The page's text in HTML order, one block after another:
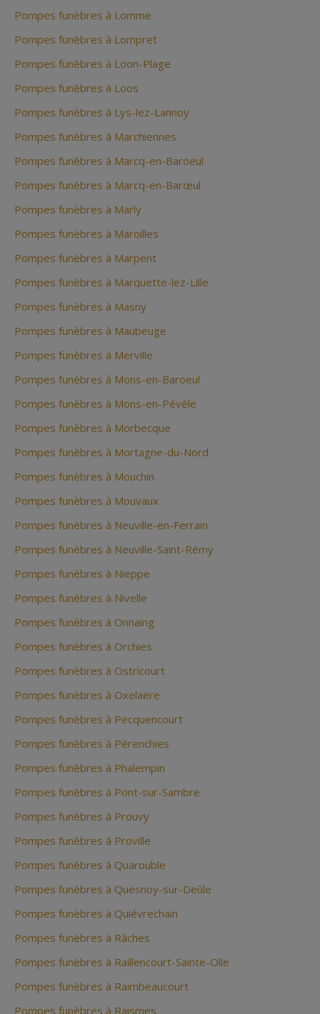
Pompes funèbres à Lomme
Pompes funèbres à Lompret
Pompes funèbres à Loon-Plage
Pompes funèbres à Loos
Pompes funèbres à Lys-lez-Lannoy
Pompes funèbres à Marchiennes
Pompes funèbres à Marcq-en-Baroeul
Pompes funèbres à Marcq-en-Barœul
Pompes funèbres à Marly
Pompes funèbres à Maroilles
Pompes funèbres à Marpent
Pompes funèbres à Marquette-lez-Lille
Pompes funèbres à Masny
Pompes funèbres à Maubeuge
Pompes funèbres à Merville
Pompes funèbres à Mons-en-Baroeul
Pompes funèbres à Mons-en-Pévèle
Pompes funèbres à Morbecque
Pompes funèbres à Mortagne-du-Nord
Pompes funèbres à Mouchin
Pompes funèbres à Mouvaux
Pompes funèbres à Neuville-en-Ferrain
Pompes funèbres à Neuville-Saint-Rémy
Pompes funèbres à Nieppe
Pompes funèbres à Nivelle
Pompes funèbres à Onnaing
Pompes funèbres à Orchies
Pompes funèbres à Ostricourt
Pompes funèbres à Oxelaëre
Pompes funèbres à Pecquencourt
Pompes funèbres à Pérenchies
Pompes funèbres à Phalempin
Pompes funèbres à Pont-sur-Sambre
Pompes funèbres à Prouvy
Pompes funèbres à Proville
Pompes funèbres à Quarouble
Pompes funèbres à Quesnoy-sur-Deûle
Pompes funèbres à Quiévrechain
Pompes funèbres à Râches
Pompes funèbres à Raillencourt-Sainte-Olle
Pompes funèbres à Raimbeaucourt
Pompes funèbres à Raismes